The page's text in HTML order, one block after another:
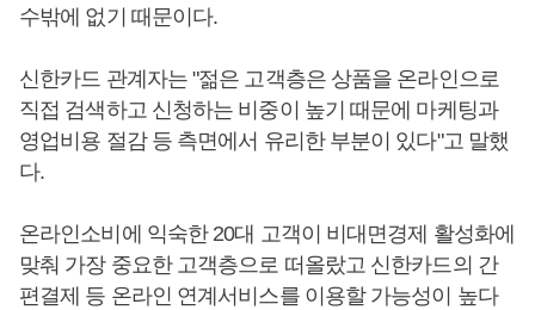
수밖에 없기 때문이다.
신한카드 관계자는 "젊은 고객층은 상품을 온라인으로
직접 검색하고 신청하는 비중이 높기 때문에 마케팅과
영업비용 절감 등 측면에서 유리한 부분이 있다"고 말했
다.
온라인소비에 익숙한 20대 고객이 비대면경제 활성화에
맞춰 가장 중요한 고객층으로 떠올랐고 신한카드의 간
편결제 등 온라인 연계서비스를 이용할 가능성이 높다